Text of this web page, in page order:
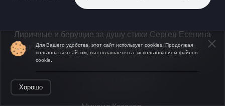
Лиричные и берущие за душу стихи Сергея Есенина
читают Михаил Козаков и Владимир Левашев.
Для Вашего удобства, этот сайт использует cookies. Продолжая
пользоваться сайтом, вы соглашаетесь с использованием файлов
cookie.
Хорошо